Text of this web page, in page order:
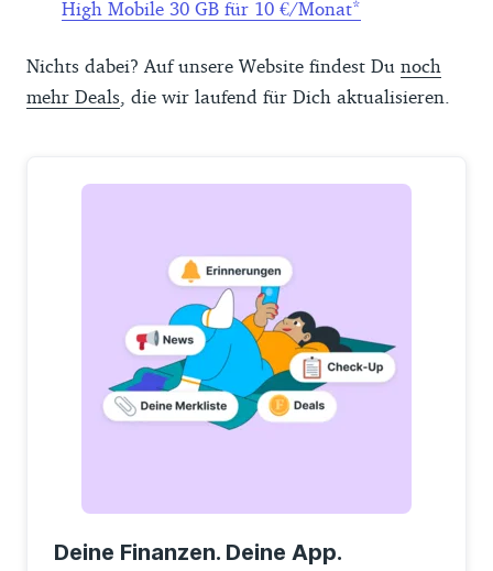
High Mobile 30 GB für 10 €/Monat
Nichts dabei? Auf unsere Website findest Du noch
mehr Deals , die wir laufend für Dich aktualisieren.
Deine Finanzen. Deine App.